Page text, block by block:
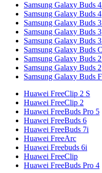
Samsung Galaxy Buds
Samsung Galaxy Buds 4
Samsung Galaxy Buds
Samsung Galaxy Buds 3
Samsung Galaxy Buds
Samsung Galaxy Buds
Samsung Galaxy Buds
Samsung Galaxy Buds 2
Samsung Galaxy Buds
Huawei FreeClip 2 S
Huawei FreeClip 2
Huawei FreeBuds Pro 5
Huawei FreeBuds 6
Huawei FreeBuds 7i
Huawei FreeArc
Huawei Freebuds 6i
Huawei FreeClip
Huawei FreeBuds Pro 4